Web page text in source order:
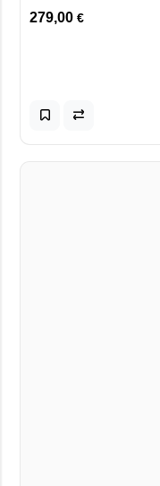
279,00 €